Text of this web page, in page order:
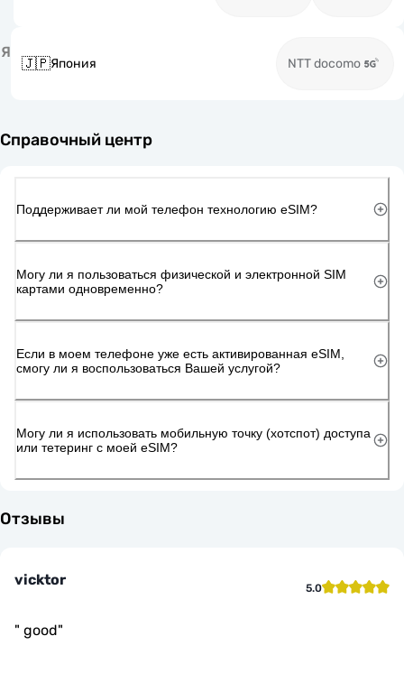
Я
🇯🇵Япония NTT docomo
Справочный центр
Поддерживает ли мой телефон технологию eSIM?
Могу ли я пользоваться физической и электронной SIM
картами одновременно?
Если в моем телефоне уже есть активированная eSIM,
смогу ли я воспользоваться Вашей услугой?
Могу ли я использовать мобильную точку (хотспот) доступа
или тетеринг с моей eSIM?
Отзывы
vicktor 5.0
" good"